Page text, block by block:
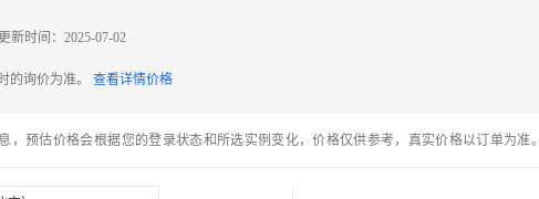
新时间： 2025-07-02
的询价为准。 查看详情价格
，预估价格会根据您的登录状态和所选实例变化，价格仅供参考，真实价格以订单为准。